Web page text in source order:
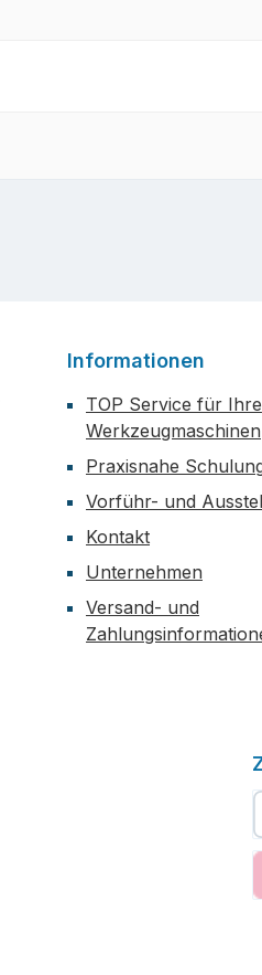
Informationen
TOP Service für Ihre
Werkzeugmaschinen
Praxisnahe
Vorführ- und
Kontakt
Unternehmen
Versand- und